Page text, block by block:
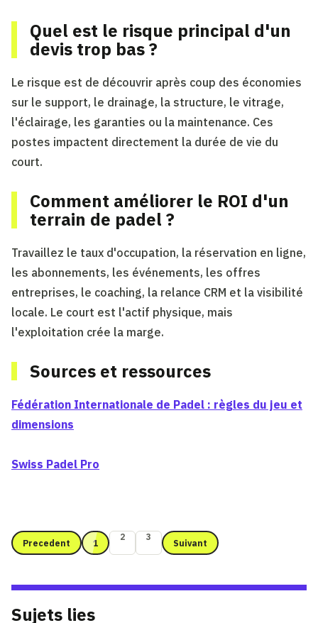
Quel est le risque principal d'un
devis trop bas ?
Le risque est de découvrir après coup des économies
sur le support, le drainage, la structure, le vitrage,
l'éclairage, les garanties ou la maintenance. Ces
postes impactent directement la durée de vie du
court.
Comment améliorer le ROI d'un
terrain de padel ?
Travaillez le taux d'occupation, la réservation en ligne,
les abonnements, les événements, les offres
entreprises, le coaching, la relance CRM et la visibilité
locale. Le court est l'actif physique, mais
l'exploitation crée la marge.
Sources et ressources
Fédération Internationale de Padel : règles du jeu et
dimensions
Swiss Padel Pro
Precedent 1
2 3
Suivant
Sujets lies